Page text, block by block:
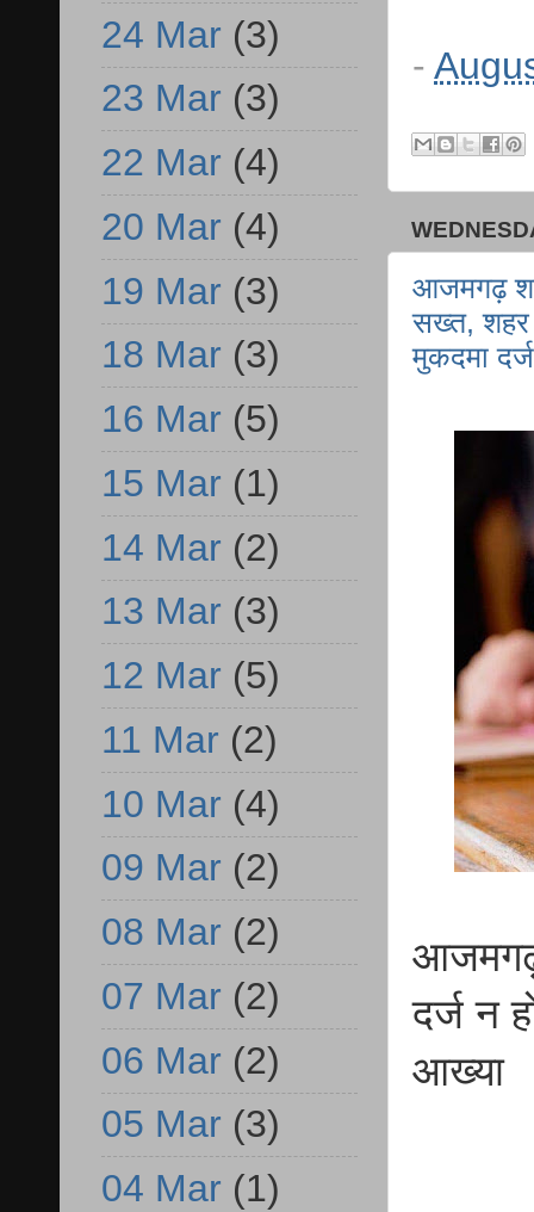
-
आजमगढ़
सख्त, शहर
मुकदमा
आजमगढ़
दर्ज न
आख्या
24 Mar (3)
23 Mar (3)
22 Mar (4)
20 Mar (4)
19 Mar (3)
18 Mar (3)
16 Mar (5)
15 Mar (1)
14 Mar (2)
13 Mar (3)
12 Mar (5)
11 Mar (2)
10 Mar (4)
09 Mar (2)
08 Mar (2)
07 Mar (2)
06 Mar (2)
05 Mar (3)
04 Mar (1)